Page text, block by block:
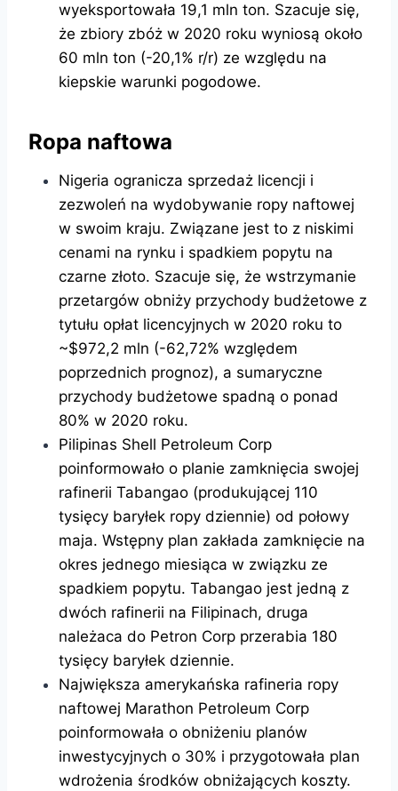
wyeksportowała 19,1 mln ton. Szacuje się,
że zbiory zbóż w 2020 roku wyniosą około
60 mln ton (-20,1% r/r) ze względu na
kiepskie warunki pogodowe.
Ropa naftowa
Nigeria ogranicza sprzedaż licencji i
zezwoleń na wydobywanie ropy naftowej
w swoim kraju. Związane jest to z niskimi
cenami na rynku i spadkiem popytu na
czarne złoto. Szacuje się, że wstrzymanie
przetargów obniży przychody budżetowe z
tytułu opłat licencyjnych w 2020 roku to
~$972,2 mln (-62,72% względem
poprzednich prognoz), a sumaryczne
przychody budżetowe spadną o ponad
80% w 2020 roku.
Pilipinas Shell Petroleum Corp
poinformowało o planie zamknięcia swojej
rafinerii Tabangao (produkującej 110
tysięcy baryłek ropy dziennie) od połowy
maja. Wstępny plan zakłada zamknięcie na
okres jednego miesiąca w związku ze
spadkiem popytu. Tabangao jest jedną z
dwóch rafinerii na Filipinach, druga
należaca do Petron Corp przerabia 180
tysięcy baryłek dziennie.
Największa amerykańska rafineria ropy
naftowej Marathon Petroleum Corp
poinformowała o obniżeniu planów
inwestycyjnych o 30% i przygotowała plan
wdrożenia środków obniżających koszty.